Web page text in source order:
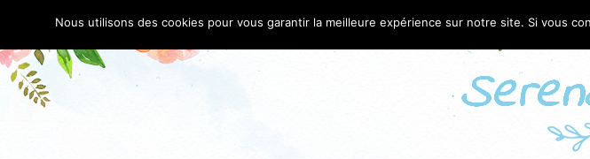
Nous utilisons des cookies pour vous garantir la meilleure expérience sur notre site. Si vous